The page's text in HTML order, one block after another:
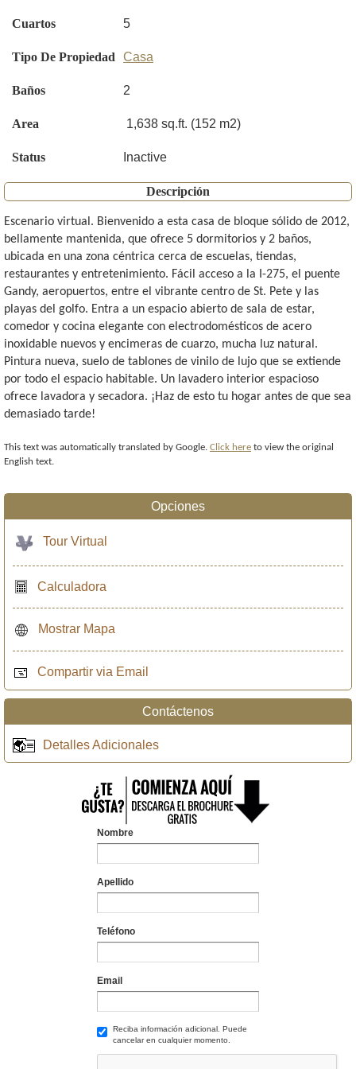
Cuartos 5
Tipo De Propiedad Casa
Baños 2
Area 1,638 sq.ft. (152 m2)
Status Inactive
Descripción
Escenario virtual. Bienvenido a esta casa de bloque sólido de 2012,
bellamente mantenida, que ofrece 5 dormitorios y 2 baños,
ubicada en una zona céntrica cerca de escuelas, tiendas,
restaurantes y entretenimiento. Fácil acceso a la I-275, el puente
Gandy, aeropuertos, entre el vibrante centro de St. Pete y las
playas del golfo. Entra a un espacio abierto de sala de estar,
comedor y cocina elegante con electrodomésticos de acero
inoxidable nuevos y encimeras de cuarzo, mucha luz natural.
Pintura nueva, suelo de tablones de vinilo de lujo que se extiende
por todo el espacio habitable. Un lavadero interior espacioso
ofrece lavadora y secadora. ¡Haz de esto tu hogar antes de que sea
demasiado tarde!
This text was automatically translated by Google. Click here to view the original
English text.
Opciones
Tour Virtual
Calculadora
Mostrar Mapa
Compartir via Email
Contáctenos
Detalles Adicionales
Nombre
Apellido
Teléfono
Email
Reciba información adicional. Puede
cancelar en cualquier momento.